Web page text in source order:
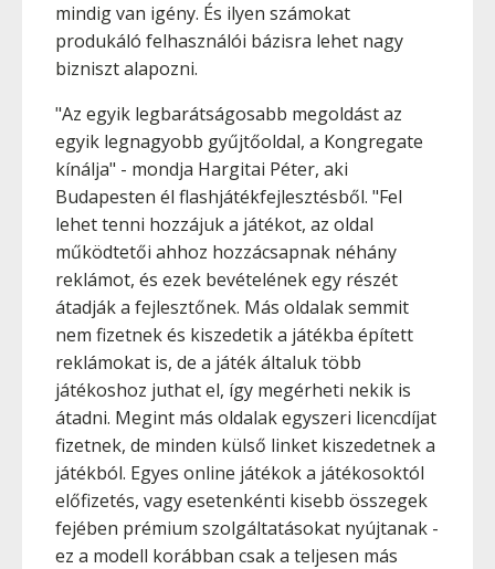
mindig van igény. És ilyen számokat
produkáló felhasználói bázisra lehet nagy
bizniszt alapozni.
"Az egyik legbarátságosabb megoldást az
egyik legnagyobb gyűjtőoldal, a Kongregate
kínálja" - mondja Hargitai Péter, aki
Budapesten él flashjátékfejlesztésből. "Fel
lehet tenni hozzájuk a játékot, az oldal
működtetői ahhoz hozzácsapnak néhány
reklámot, és ezek bevételének egy részét
átadják a fejlesztőnek. Más oldalak semmit
nem fizetnek és kiszedetik a játékba épített
reklámokat is, de a játék általuk több
játékoshoz juthat el, így megérheti nekik is
átadni. Megint más oldalak egyszeri licencdíjat
fizetnek, de minden külső linket kiszedetnek a
játékból. Egyes online játékok a játékosoktól
előfizetés, vagy esetenkénti kisebb összegek
fejében prémium szolgáltatásokat nyújtanak -
ez a modell korábban csak a teljesen más